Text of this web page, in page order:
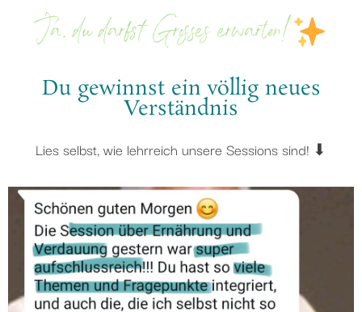
Ja, du darfst Grosses erwarten!
Du gewinnst ein völlig neues
Verständnis
Lies selbst, wie lehrreich unsere Sessions sind! ⬇